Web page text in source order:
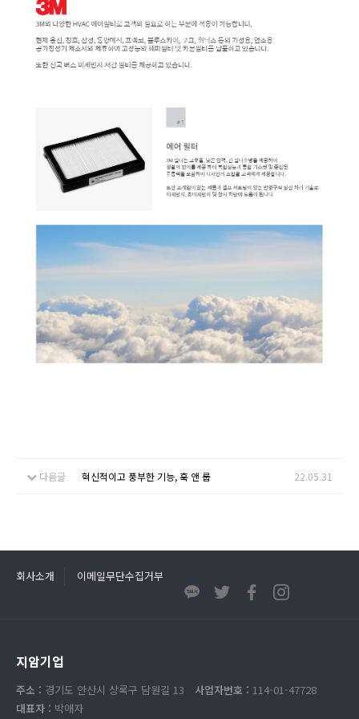
다음글 혁신적이고 풍부한 기능, 훅 앤 룹 22.05.31
회사소개 이메일무단수집거부
지암기업
주소 : 경기도 안산시 상록구 담원길 13 사업자번호 : 114-01-47728
대표자 : 박애자